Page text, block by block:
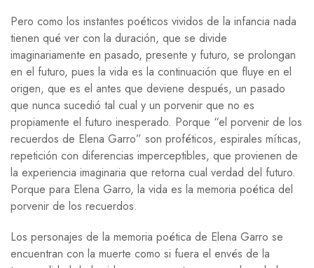
Pero como los instantes poéticos vividos de la infancia nada
tienen qué ver con la duración, que se divide
imaginariamente en pasado, presente y futuro, se prolongan
en el futuro, pues la vida es la continuación que fluye en el
origen, que es el antes que deviene después, un pasado
que nunca sucedió tal cual y un porvenir que no es
propiamente el futuro inesperado. Porque “el porvenir de los
recuerdos de Elena Garro” son proféticos, espirales míticas,
repetición con diferencias imperceptibles, que provienen de
la experiencia imaginaria que retorna cual verdad del futuro.
Porque para Elena Garro, la vida es la memoria poética del
porvenir de los recuerdos.
Los personajes de la memoria poética de Elena Garro se
encuentran con la muerte como si fuera el envés de la